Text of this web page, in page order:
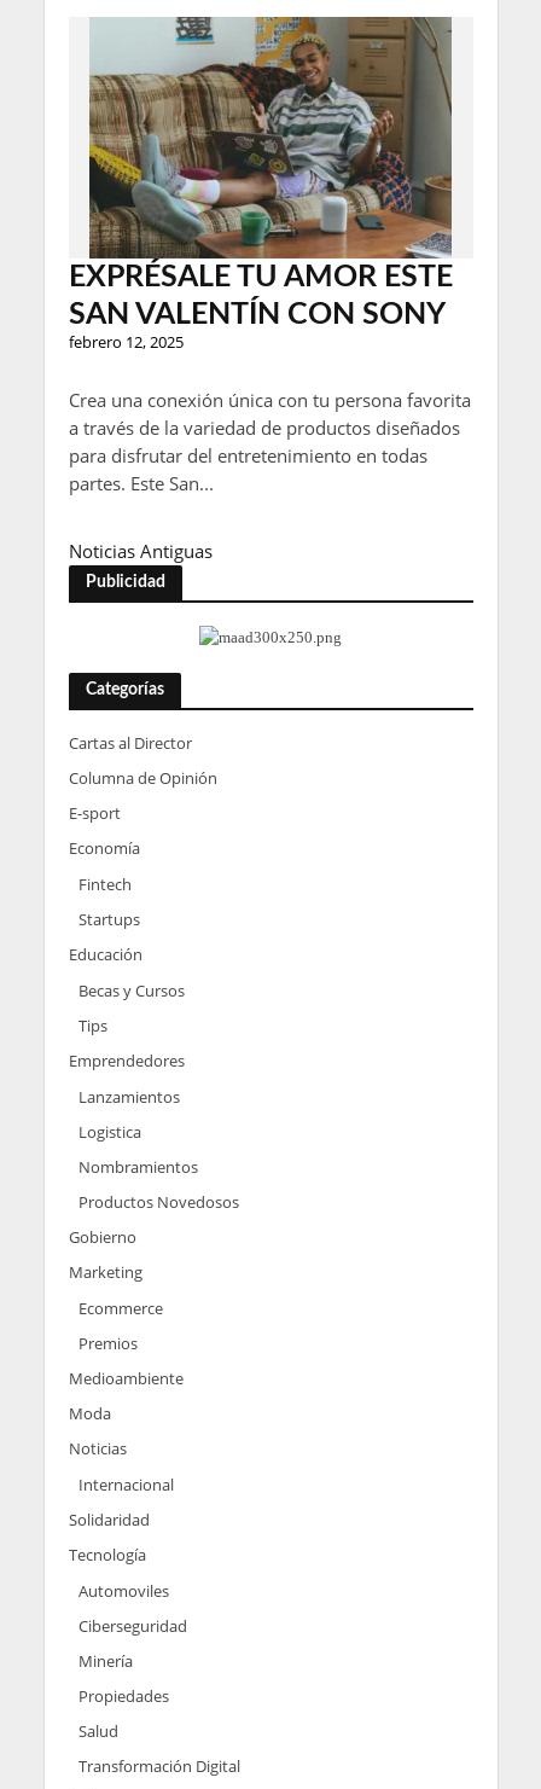
EXPRÉSALE TU AMOR ESTE
SAN VALENTÍN CON SONY
febrero 12, 2025
Crea una conexión única con tu persona favorita
a través de la variedad de productos diseñados
para disfrutar del entretenimiento en todas
partes. Este San...
Noticias Antiguas
Publicidad
Categorías
Cartas al Director
Columna de Opinión
E-sport
Economía
Fintech
Startups
Educación
Becas y Cursos
Tips
Emprendedores
Lanzamientos
Logistica
Nombramientos
Productos Novedosos
Gobierno
Marketing
Ecommerce
Premios
Medioambiente
Moda
Noticias
Internacional
Solidaridad
Tecnología
Automoviles
Ciberseguridad
Minería
Propiedades
Salud
Transformación Digital